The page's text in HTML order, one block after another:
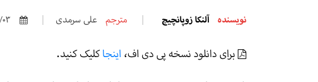
نویسنده آلنکا زوپانچیچ مترجم علی سرمدی
برای دانلود نسخه پی دی اف، اینجاکلیک کنید.